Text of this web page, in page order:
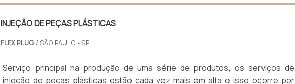
INJEÇÃO DE PEÇAS PLÁSTICAS
FLEX PLUG / SÃO PAULO - SP
Serviço principal na produção de uma série de produtos, os serviços de
injeção de peças plásticas estão cada vez mais em alta e isso ocorre por